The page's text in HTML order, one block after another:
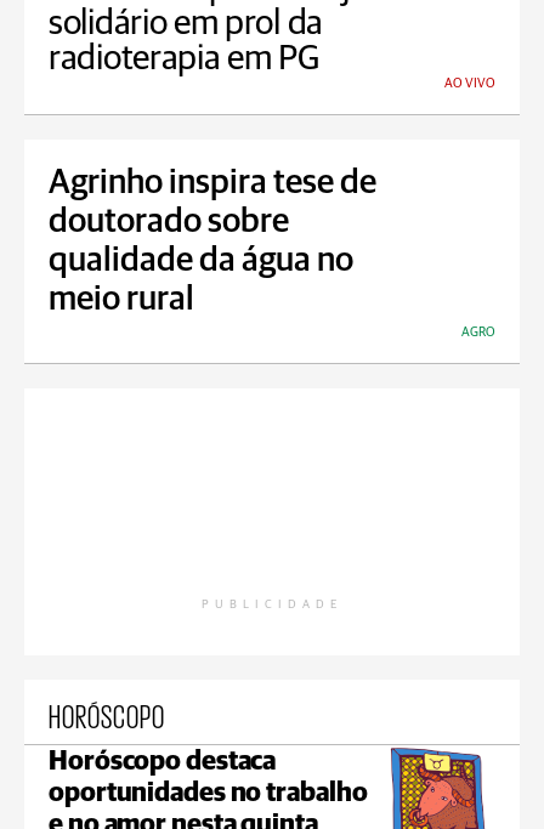
solidário em prol da
radioterapia em PG
AO VIVO
Agrinho inspira tese de
doutorado sobre
qualidade da água no
meio rural
AGRO
PUBLICIDADE
HORÓSCOPO
Horóscopo destaca
oportunidades no trabalho